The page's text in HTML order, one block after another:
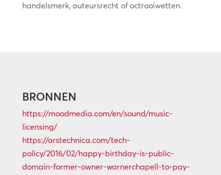
handelsmerk, auteursrecht of octrooiwetten.
BRONNEN
https://moodmedia.com/en/sound/music-
licensing/
https://arstechnica.com/tech-
policy/2016/02/happy-birthday-is-public-
domain-former-owner-warnerchapell-to-pay-